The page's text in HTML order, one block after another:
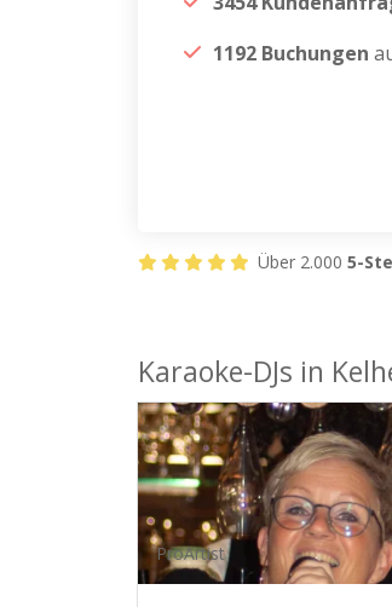
1192 Buchungen
Über 2.000 5-
Karaoke-DJs in
ProArtist